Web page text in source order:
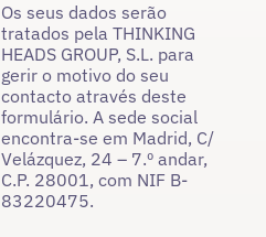
Os seus dados serão
tratados pela THINKING
HEADS GROUP, S.L. para
gerir o motivo do seu
contacto através deste
formulário. A sede social
encontra-se em Madrid, C/
Velázquez, 24 – 7.º andar,
C.P. 28001, com NIF B-
83220475.